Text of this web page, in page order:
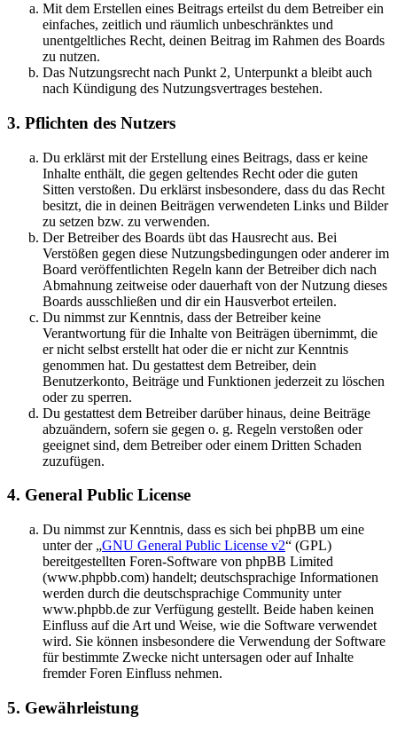
Mit dem Erstellen eines Beitrags erteilst du dem Betreiber ein
einfaches, zeitlich und räumlich unbeschränktes und
unentgeltliches Recht, deinen Beitrag im Rahmen des Boards
zu nutzen.
Das Nutzungsrecht nach Punkt 2, Unterpunkt a bleibt auch
nach Kündigung des Nutzungsvertrages bestehen.
3. Pflichten des Nutzers
Du erklärst mit der Erstellung eines Beitrags, dass er keine
Inhalte enthält, die gegen geltendes Recht oder die guten
Sitten verstoßen. Du erklärst insbesondere, dass du das Recht
besitzt, die in deinen Beiträgen verwendeten Links und Bilder
zu setzen bzw. zu verwenden.
Der Betreiber des Boards übt das Hausrecht aus. Bei
Verstößen gegen diese Nutzungsbedingungen oder anderer im
Board veröffentlichten Regeln kann der Betreiber dich nach
Abmahnung zeitweise oder dauerhaft von der Nutzung dieses
Boards ausschließen und dir ein Hausverbot erteilen.
Du nimmst zur Kenntnis, dass der Betreiber keine
Verantwortung für die Inhalte von Beiträgen übernimmt, die
er nicht selbst erstellt hat oder die er nicht zur Kenntnis
genommen hat. Du gestattest dem Betreiber, dein
Benutzerkonto, Beiträge und Funktionen jederzeit zu löschen
oder zu sperren.
Du gestattest dem Betreiber darüber hinaus, deine Beiträge
abzuändern, sofern sie gegen o. g. Regeln verstoßen oder
geeignet sind, dem Betreiber oder einem Dritten Schaden
zuzufügen.
4. General Public License
Du nimmst zur Kenntnis, dass es sich bei phpBB um eine
unter der „GNU General Public License v2“ (GPL)
bereitgestellten Foren-Software von phpBB Limited
(www.phpbb.com) handelt; deutschsprachige Informationen
werden durch die deutschsprachige Community unter
www.phpbb.de zur Verfügung gestellt. Beide haben keinen
Einfluss auf die Art und Weise, wie die Software verwendet
wird. Sie können insbesondere die Verwendung der Software
für bestimmte Zwecke nicht untersagen oder auf Inhalte
fremder Foren Einfluss nehmen.
5. Gewährleistung